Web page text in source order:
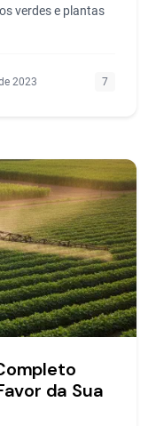
verdes e plantas
2023 7
da Sua